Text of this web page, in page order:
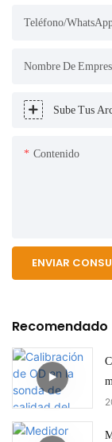
Teléfono/
Nombre De
Sube Tus
Contenido
ENVIAR
Recomendado